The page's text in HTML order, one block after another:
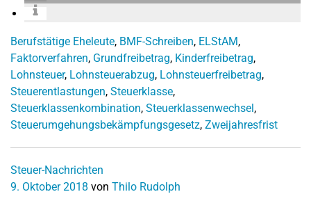
Berufstätige Eheleute, BMF-Schreiben, ELStAM,
Faktorverfahren, Grundfreibetrag, Kinderfreibetrag,
Lohnsteuer, Lohnsteuerabzug, Lohnsteuerfreibetrag,
Steuerentlastungen, Steuerklasse,
Steuerklassenkombination, Steuerklassenwechsel,
Steuerumgehungsbekämpfungsgesetz, Zweijahresfrist
Steuer-Nachrichten
9. Oktober 2018 von Thilo Rudolph